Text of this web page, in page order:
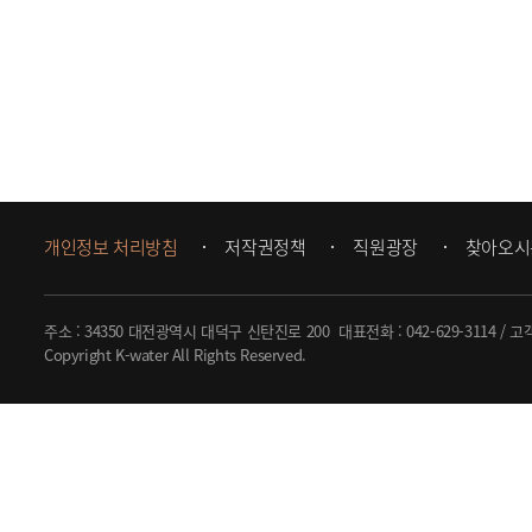
개인정보 처리방침 저작권정책 직원광장 찾아오
주소 : 34350 대전광역시 대덕구 신탄진로 200 대표전화 :042-629-3114/ 고
Copyright K-water All Rights Reserved.